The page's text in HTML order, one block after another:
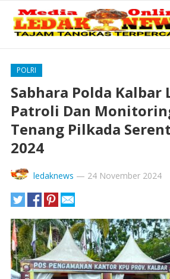
POLRI
Sabhara Polda Kalbar
Patroli Dan
Tenang Pilkada
2024
ledaknews — 24 November 2024